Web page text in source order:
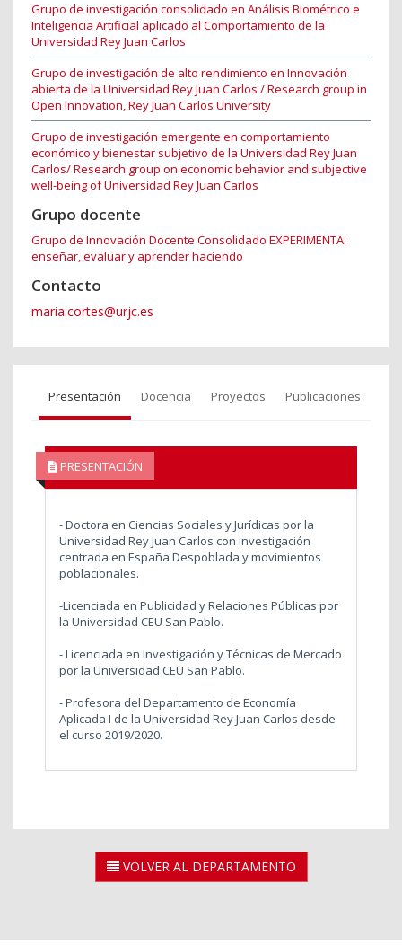
Grupo de investigación consolidado en Análisis Biométrico e
Inteligencia Artificial aplicado al Comportamiento de la
Universidad Rey Juan Carlos
Grupo de investigación de alto rendimiento en Innovación
abierta de la Universidad Rey Juan Carlos / Research group in
Open Innovation, Rey Juan Carlos University
Grupo de investigación emergente en comportamiento
económico y bienestar subjetivo de la Universidad Rey Juan
Carlos/ Research group on economic behavior and subjective
well-being of Universidad Rey Juan Carlos
Grupo docente
Grupo de Innovación Docente Consolidado EXPERIMENTA:
enseñar, evaluar y aprender haciendo
Contacto
maria.cortes@urjc.es
Presentación Docencia Proyectos Publicaciones
PRESENTACIÓN
- Doctora en Ciencias Sociales y Jurídicas por la
Universidad Rey Juan Carlos con investigación
centrada en España Despoblada y movimientos
poblacionales.
-Licenciada en Publicidad y Relaciones Públicas por
la Universidad CEU San Pablo.
- Licenciada en Investigación y Técnicas de Mercado
por la Universidad CEU San Pablo.
- Profesora del Departamento de Economía
Aplicada I de la Universidad Rey Juan Carlos desde
el curso 2019/2020.
VOLVER AL DEPARTAMENTO